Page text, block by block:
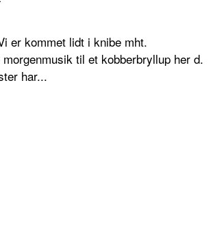
er kommet lidt i knibe mht.
til et kobberbryllup her d.
har...